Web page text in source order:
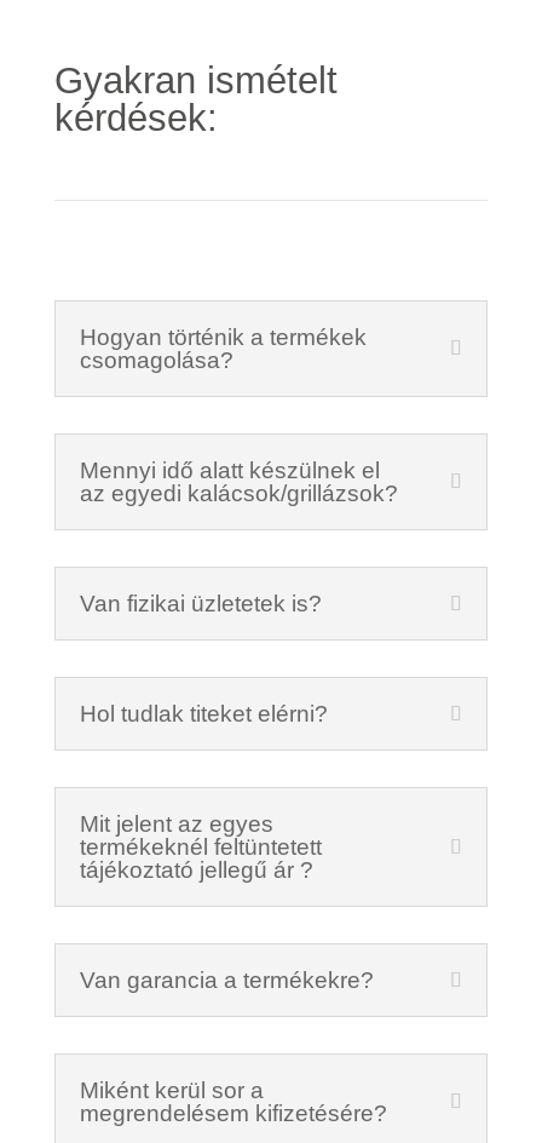
Gyakran ismételt
kérdések:
Hogyan történik a termékek
csomagolása?
Mennyi idő alatt készülnek el
az egyedi kalácsok/grillázsok?
Van fizikai üzletetek is?
Hol tudlak titeket elérni?
Mit jelent az egyes
termékeknél feltüntetett
tájékoztató jellegű ár ?
Van garancia a termékekre?
Miként kerül sor a
megrendelésem kifizetésére?